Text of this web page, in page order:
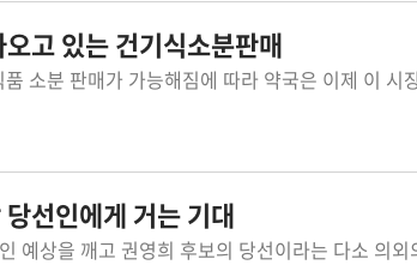
고 있는 건기식소분판매
선인에게 거는 기대